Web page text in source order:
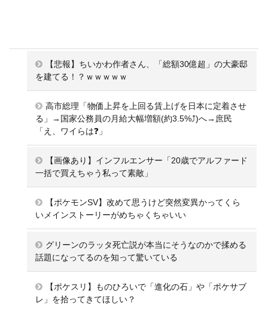
【悲報】ちいかわ作者さん、「総額30億超」の大豪邸
を建てる！？ｗｗｗｗｗ
高市総理「物価上昇を上回る賃上げを日本に定着させ
る」→国家公務員の月給大幅増額(約3.5%⤴)へ→庶民
「え、ワイらは❓」
【画像あり】インフルエンサー「20歳でアルファード
一括で買えちゃう私って素敵」
【ポケモンSV】改めて思うけど突然変異かってくら
いメインストーリーがめちゃくちゃいい
グリーンのラッタ死亡説が本当にそうなのかで揉める
話題になってるのを知って驚いている
【ポケスリ】ものひろいで「進化の石」や「ポケサブ
レ」を拾ってきてほしい？